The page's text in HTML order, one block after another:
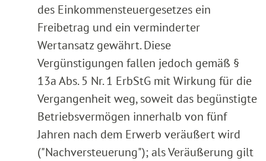
des Einkommensteuergesetzes ein
Freibetrag und ein verminderter
Wertansatz gewährt. Diese
Vergünstigungen fallen jedoch gemäß §
13a Abs. 5 Nr. 1 ErbStG mit Wirkung für die
Vergangenheit weg, soweit das begünstigte
Betriebsvermögen innerhalb von fünf
Jahren nach dem Erwerb veräußert wird
("Nachversteuerung"); als Veräußerung gilt